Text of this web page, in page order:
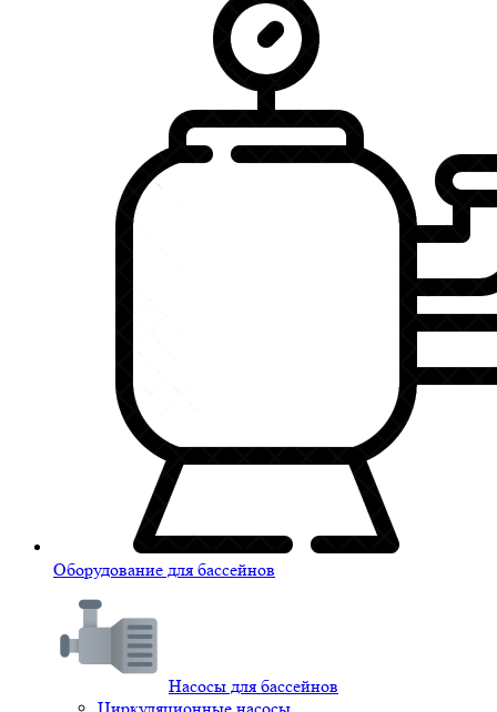
Оборудование для бассейнов
Насосы для бассейнов